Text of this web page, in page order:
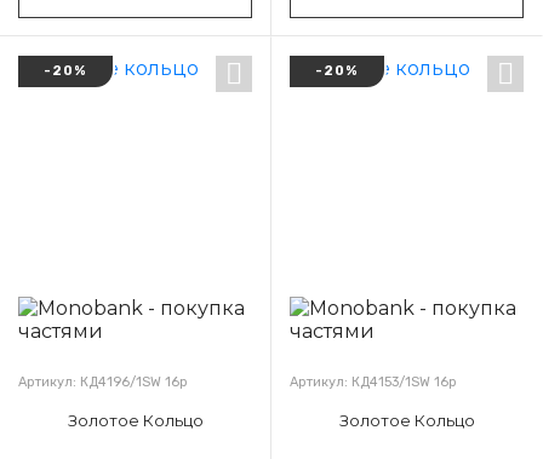
-20%
Артикул: КД4196/1SW 16р
Золотое Кольцо
-20%
Артикул: КД4153/1SW 16р
Золотое Кольцо